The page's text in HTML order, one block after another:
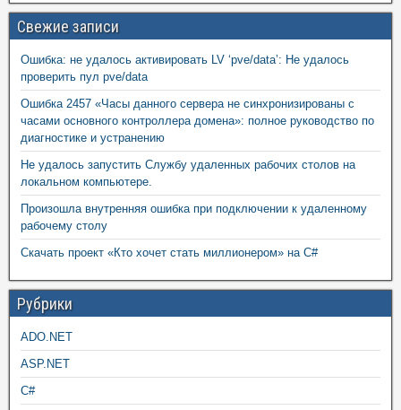
Свежие записи
Ошибка: не удалось активировать LV ‘pve/data’: Не удалось
проверить пул pve/data
Ошибка 2457 «Часы данного сервера не синхронизированы с
часами основного контроллера домена»: полное руководство по
диагностике и устранению
Не удалось запустить Службу удаленных рабочих столов на
локальном компьютере.
Произошла внутренняя ошибка при подключении к удаленному
рабочему столу
Скачать проект «Кто хочет стать миллионером» на C#
Рубрики
ADO.NET
ASP.NET
C#